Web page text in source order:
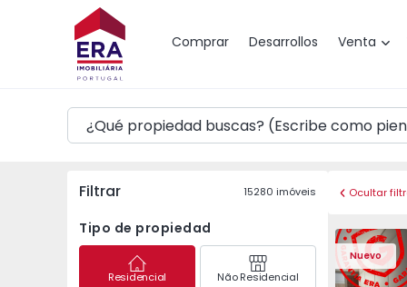
Comprar Desarrollos Venta
Mapa
Filtrar 15280 imóveis
Tipo de propiedad
Residencial Não Residencial
Ocultar
Nuevo
Apartamento T3